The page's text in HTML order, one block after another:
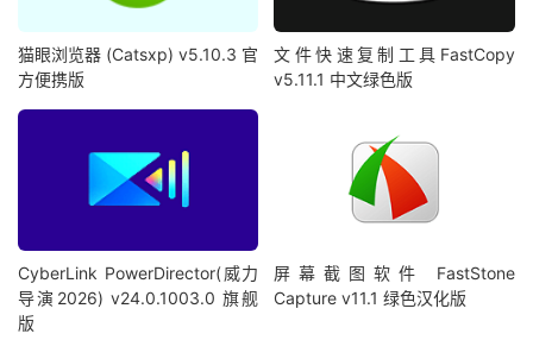
猫眼浏览器 (Catsxp) v5.10.3 官
方便携版
文件快速复制工具FastCopy
v5.11.1 中文绿色版
CyberLink PowerDirector(威力
导演2026) v24.0.1003.0 旗舰
版
屏幕截图软件 FastStone
Capture v11.1 绿色汉化版